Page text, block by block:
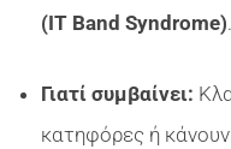
(IT Band Syndrome).
Γιατί συμβαίνει:
κατηφόρες ή κάνουν